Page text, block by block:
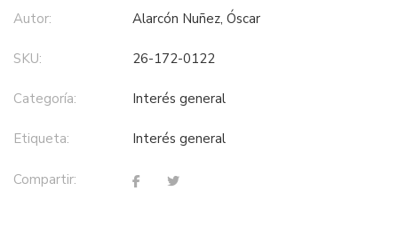
Autor: Alarcón Nuñez, Óscar
SKU: 26-172-0122
Categoría: interés general
Etiqueta: interés general
Compartir: